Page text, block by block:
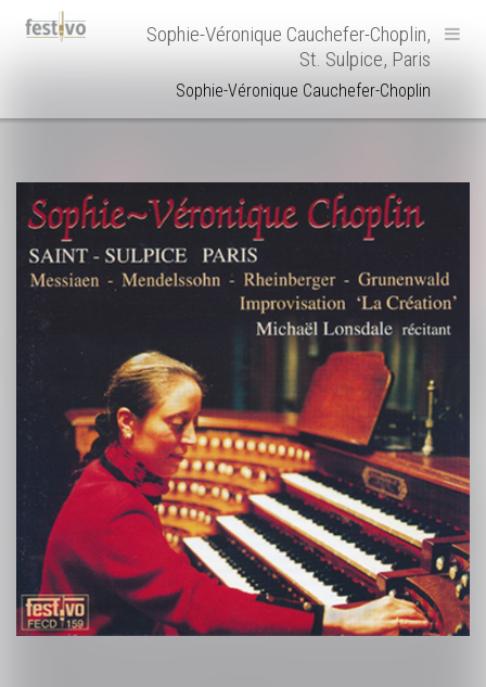
HoofdnavigatieSophie-Véronique Cauchefer-Choplin,
St. Sulpice, Paris
Sophie-Véronique Cauchefer-Choplin